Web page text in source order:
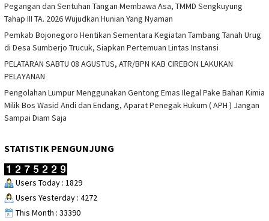
Pegangan dan Sentuhan Tangan Membawa Asa, TMMD Sengkuyung
Tahap III TA. 2026 Wujudkan Hunian Yang Nyaman
Pemkab Bojonegoro Hentikan Sementara Kegiatan Tambang Tanah Urug
di Desa Sumberjo Trucuk, Siapkan Pertemuan Lintas Instansi
PELATARAN SABTU 08 AGUSTUS, ATR/BPN KAB CIREBON LAKUKAN
PELAYANAN
Pengolahan Lumpur Menggunakan Gentong Emas Ilegal Pake Bahan Kimia
Milik Bos Wasid Andi dan Endang, Aparat Penegak Hukum ( APH ) Jangan
Sampai Diam Saja
STATISTIK PENGUNJUNG
Users Today : 1829
Users Yesterday : 4272
This Month : 33390